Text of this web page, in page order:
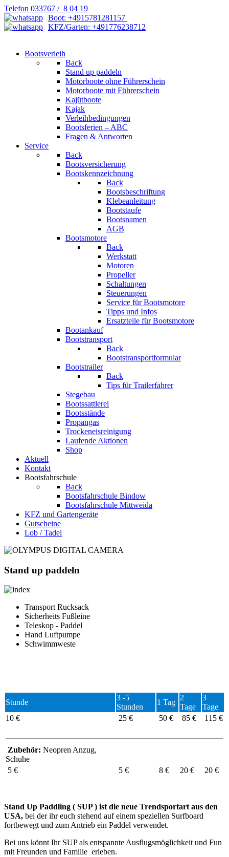
Telefon 033767 / 8 04 19
Boot: +4915781281157
KFZ/Garten: +491776238712
Bootsverleih
Back
Stand up paddeln
Motorboote ohne Führerschein
Motorboote mit Führerschein
Kajütboote
Kajak
Verleihbedingungen
Bootsferien – ABC
Fragen & Antworten
Service
Back
Bootsversicherung
Bootskennzeichnung
Back
Bootsbeschriftung
Klebeanleitung
Bootstaufe
Bootsnamen
AGB
Bootsmotore
Back
Werkstatt
Motoren
Propeller
Schaltungen
Steuerungen
Service für Bootsmotore
Tipps und Infos
Ersatzteile für Bootsmotore
Bootankauf
Bootstransport
Back
Bootstransportformular
Bootstrailer
Back
Tips für Trailerfahrer
Stegebau
Bootssattlerei
Bootsstände
Propangas
Trockeneisreinigung
Laufende Aktionen
Shop
Aktuell
Kontakt
Bootsfahrschule
Back
Bootsfahrschule Bindow
Bootsfahrschule Mittweida
KFZ und Gartengeräte
Gutscheine
Lob / Tadel
Stand up paddeln
Transport Rucksack
Sicherheits Fußleine
Teleskop - Paddel
Hand Luftpumpe
Schwimmweste
Stunde
3 -5
Stunden
1 Tag
2
Tage
3
Tage
10 €
25 € 50 € 85 € 115 €
Zubehör: Neopren Anzug,
Schuhe
5 €
5 € 8 € 20 € 20 €
Stand Up Paddling ( SUP ) ist die neue Trendsportart aus den
USA, bei der ihr euch stehend auf einem speziellen Surfboard
fortbewegt und zum Antrieb ein Paddel verwendet.
Bei uns könnt Ihr SUP als entspannte Ausflugsmöglichkeit und Fun
mit Freunden und Familie erleben.